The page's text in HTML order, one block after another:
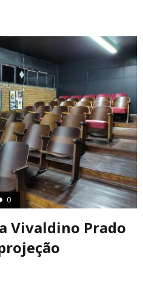
0
Vivaldino Prado